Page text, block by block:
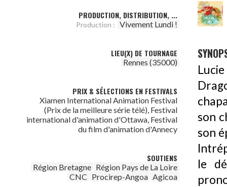
PRODUCTION, DISTRIBUTION, ...
Production : Vivement Lundi !
LIEU(X) DE TOURNAGE
Rennes (35000)
PRIX & SÉLECTIONS EN FESTIVALS
Xiamen International Animation Festival
(Prix de la meilleure série télé), Festival
international d'animation d'Ottawa, Festival
du film d'animation d'Annecy
SOUTIENS
Région Bretagne Région Pays de La Loire
CNC Procirep-Angoa Agicoa
son
son
le